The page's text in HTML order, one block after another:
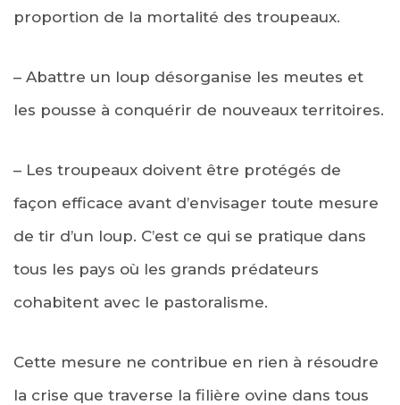
proportion de la mortalité des troupeaux.
– Abattre un loup désorganise les meutes et
les pousse à conquérir de nouveaux territoires.
– Les troupeaux doivent être protégés de
façon efficace avant d’envisager toute mesure
de tir d’un loup. C’est ce qui se pratique dans
tous les pays où les grands prédateurs
cohabitent avec le pastoralisme.
Cette mesure ne contribue en rien à résoudre
la crise que traverse la filière ovine dans tous